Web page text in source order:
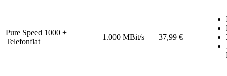
Pure Speed 1000 +
Telefonflat
1.000 MBit/s 37,99 €